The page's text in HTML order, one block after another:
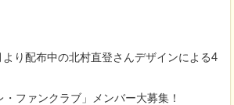
より配布中の北村直登さんデザインによる4
ファンクラブ」メンバー大募集！